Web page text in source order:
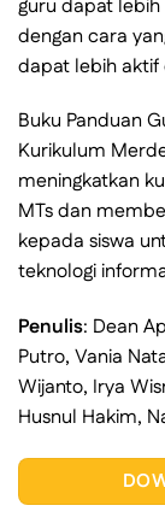
guru dapat
dengan cara
dapat lebih
Buku Panduan
Kurikulum
meningkatkan
MTs dan
kepada siswa
teknologi
Penulis: Dean
Putro, Vania
Wijanto, Irya
Husnul Hakim,